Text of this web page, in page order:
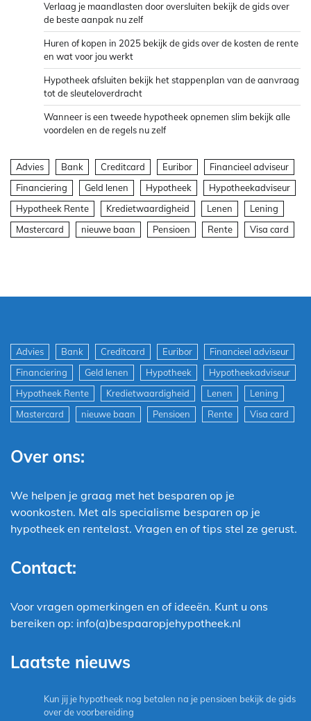
Verlaag je maandlasten door oversluiten bekijk de gids over
de beste aanpak nu zelf
Huren of kopen in 2025 bekijk de gids over de kosten de rente
en wat voor jou werkt
Hypotheek afsluiten bekijk het stappenplan van de aanvraag
tot de sleuteloverdracht
Wanneer is een tweede hypotheek opnemen slim bekijk alle
voordelen en de regels nu zelf
Advies Bank Creditcard Euribor
Financieel adviseur
Financiering
Geld lenen Hypotheek
Hypotheekadviseur
Hypotheek Rente
Kredietwaardigheid Lenen
Lening
Mastercard
nieuwe baan Pensioen Rente Visa card
Advies Bank Creditcard Euribor
Financieel adviseur
Financiering
Geld lenen Hypotheek
Hypotheekadviseur
Hypotheek Rente
Kredietwaardigheid Lenen
Lening
Mastercard
nieuwe baan Pensioen Rente Visa card
Over ons:
We helpen je graag met het besparen op je
woonkosten. Met als specialisme besparen op je
hypotheek en rentelast. Vragen en of tips stel ze gerust.
Contact:
Voor vragen opmerkingen en of ideeën. Kunt u ons
bereiken op: info(a)bespaaropjehypotheek.nl
Laatste nieuws
Kun jij je hypotheek nog betalen na je pensioen bekijk de gids
over de voorbereiding